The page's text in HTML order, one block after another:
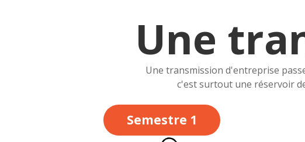
Une
Une transmission d'entreprise
c'est surtout une réservoir
Semestre 1